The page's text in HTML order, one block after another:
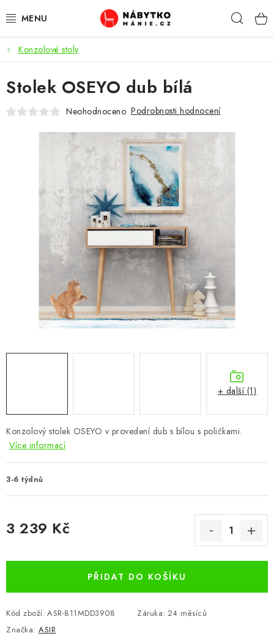
na
OBÝVACÍ POKOJ
KUCHYŇ A JÍDELNA
LOŽNICE
KANCELÁŘ / PRACOVNA
KOUPELNA A WC
CHOVATELSKÉ POTŘEBY
DOPLŇKY A DEKORACE
VÝPRODEJ
Kontakty
Konzolové stoly
Konzolový stolek OSEYO v provedení dub s bílou s poličkami.
Více informací
3-6 týdnů
3 239 Kč
PŘIDAT DO KOŠÍKU
Kód zboží: ASR-811MDD3908 Záruka: 24 měsíců
Značka: ASIR
Stolek OSEYO dub bílá
Neohodnoceno Podrobnosti hodnocení
+ další (1)